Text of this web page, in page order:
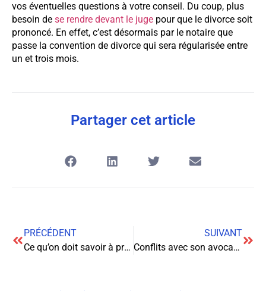
vos éventuelles questions à votre conseil. Du coup, plus
besoin de se rendre devant le juge pour que le divorce soit
prononcé. En effet, c’est désormais par le notaire que
passe la convention de divorce qui sera régularisée entre
un et trois mois.
Partager cet article
PRÉCÉDENT
Ce qu’on doit savoir à propos de l’annonce légale d’une société
SUIVANT
Conflits avec son avocat, les mesures à prendre